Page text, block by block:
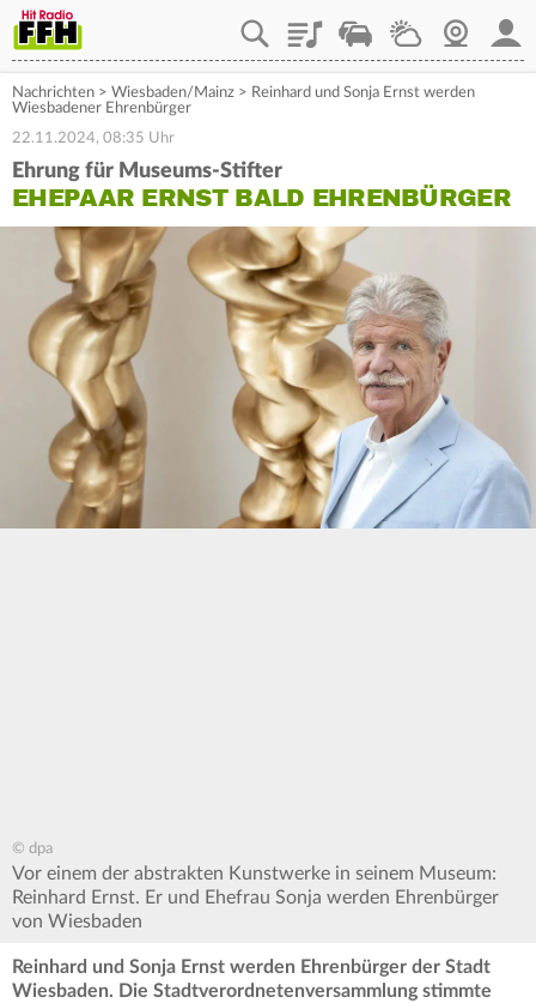
PlaylistStaupilotWetterWebcam
Nachrichten > Wiesbaden/Mainz > Reinhard und Sonja Ernst werden
Wiesbadener Ehrenbürger
22.11.2024, 08:35 Uhr
Ehrung für Museums-Stifter
EHEPAAR ERNST BALD EHRENBÜRGER
© dpa
Vor einem der abstrakten Kunstwerke in seinem Museum:
Reinhard Ernst. Er und Ehefrau Sonja werden Ehrenbürger
von Wiesbaden
Reinhard und Sonja Ernst werden Ehrenbürger der Stadt
Wiesbaden. Die Stadtverordnetenversammlung stimmte